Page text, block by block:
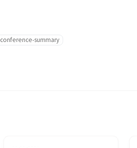
conference-summary